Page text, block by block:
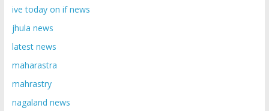
ive today on if news
jhula news
latest news
maharastra
mahrastry
nagaland news